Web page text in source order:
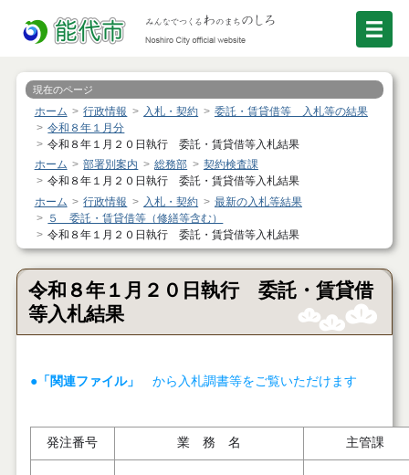
現在のページ
ホーム 行政情報 入札・契約
委託・賃貸借等 入札等の結果
令和８年１月分
令和８年１月２０日執行 委託・賃貸借等入札結果
ホーム
部署別案内 総務部
契約検査課
令和８年１月２０日執行 委託・賃貸借等入札結果
ホーム
行政情報 入札・契約
最新の入札等結果
５ 委託・賃貸借等（修繕等含む）
令和８年１月２０日執行 委託・賃貸借等入札結果
令和８年１月２０日執行 委託・賃貸借
等入札結果
●「関連ファイル」 から入札調書等をご覧いただけます
発注番号 業 務 名 主管課